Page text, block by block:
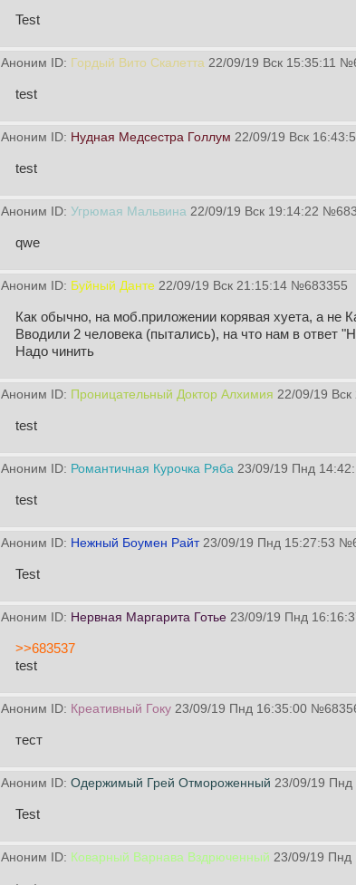
Test
Аноним ID: Гордый Вито Скалетта 22/09/19 Вск 15:35:11 №
test
Аноним ID: Нудная Медсестра Голлум 22/09/19 Вск
test
Аноним ID: Угрюмая Мальвина 22/09/19 Вск 19:14:22 №
qwe
Аноним ID: Буйный Данте 22/09/19 Вск 21:15:14 №683355
Как обычно, на моб.приложении корявая хуета, а не
Вводили 2 человека (пытались), на что нам в
Надо чинить
Аноним ID: Проницательный Доктор Алхимия 22/09/19 Вск
test
Аноним ID: Романтичная Курочка Ряба 23/09/19 Пнд
test
Аноним ID: Нежный Боумен Райт 23/09/19 Пнд 15:27:53 №
Test
Аноним ID: Нервная Маргарита Готье 23/09/19 Пнд
>>683537
test
Аноним ID: Креативный Гоку 23/09/19 Пнд 16:35:00 №
тест
Аноним ID: Одержимый Грей Отмороженный 23/09/19 Пнд
Test
Аноним ID: Коварный Варнава Вздрюченный 23/09/19 Пнд